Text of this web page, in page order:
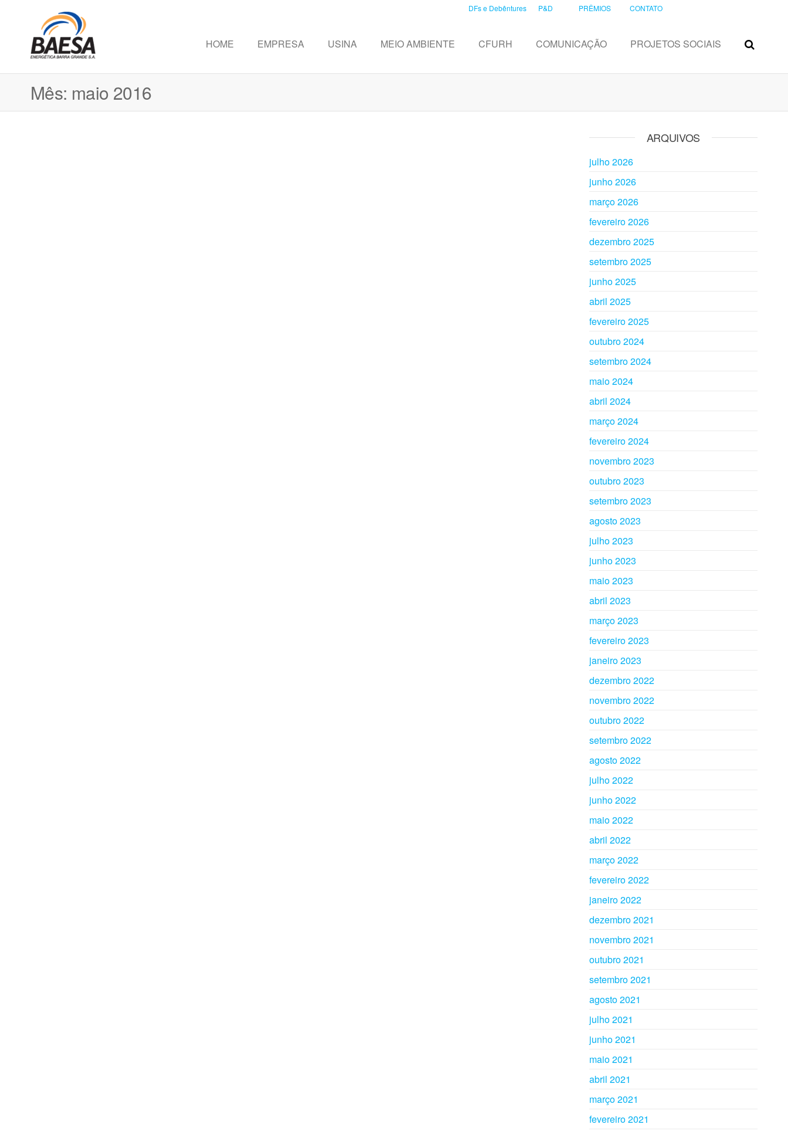
DFs e Debêntures P&D PRÊMIOS CONTATO
HOME EMPRESA USINA MEIO AMBIENTE CFURH COMUNICAÇÃO PROJETOS SOCIAIS
Mês: maio 2016
ARQUIVOS
julho 2026
junho 2026
março 2026
fevereiro 2026
dezembro 2025
setembro 2025
junho 2025
abril 2025
fevereiro 2025
outubro 2024
setembro 2024
maio 2024
abril 2024
março 2024
fevereiro 2024
novembro 2023
outubro 2023
setembro 2023
agosto 2023
julho 2023
junho 2023
maio 2023
abril 2023
março 2023
fevereiro 2023
janeiro 2023
dezembro 2022
novembro 2022
outubro 2022
setembro 2022
agosto 2022
julho 2022
junho 2022
maio 2022
abril 2022
março 2022
fevereiro 2022
janeiro 2022
dezembro 2021
novembro 2021
outubro 2021
setembro 2021
agosto 2021
julho 2021
junho 2021
maio 2021
abril 2021
março 2021
fevereiro 2021